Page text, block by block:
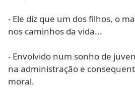
- Ele diz que um dos filhos, o
nos caminhos da vida...
- Envolvido num sonho de
na administração e
moral.